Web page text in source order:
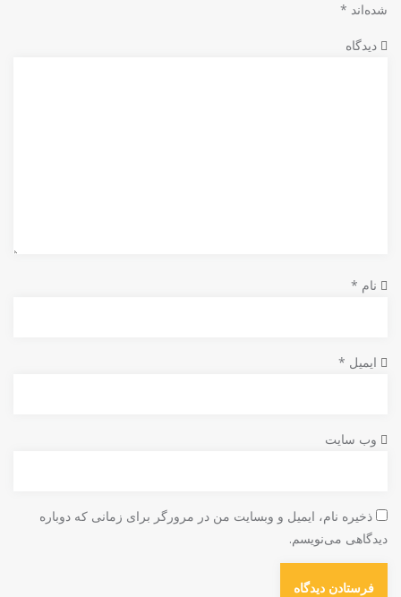
شده‌اند *
دیدگاه
نام *
ایمیل *
وب‌ سایت
ذخیره نام، ایمیل و وبسایت من در مرورگر برای زمانی که دوباره
دیدگاهی می‌نویسم.